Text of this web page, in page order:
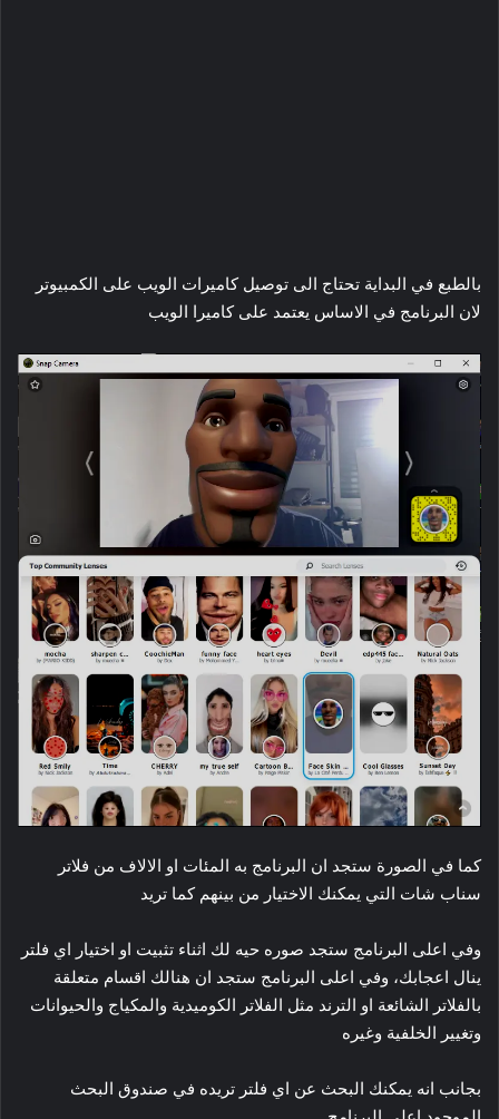
بالطبع في البداية تحتاج الى توصيل كاميرات الويب على الكمبيوتر
لان البرنامج في الاساس يعتمد على كاميرا الويب
كما في الصورة ستجد ان البرنامج به المئات او الالاف من فلاتر
سناب شات التي يمكنك الاختيار من بينهم كما تريد
وفي اعلى البرنامج ستجد صوره حيه لك اثناء تثبيت او اختيار اي فلتر
ينال اعجابك، وفي اعلى البرنامج ستجد ان هنالك اقسام متعلقة
بالفلاتر الشائعة او الترند مثل الفلاتر الكوميدية والمكياج والحيوانات
وتغيير الخلفية وغيره
بجانب انه يمكنك البحث عن اي فلتر تريده في صندوق البحث